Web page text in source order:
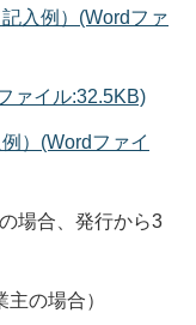
入例）(Wordファ
ァイル:32.5KB)
）(Wordファイ
場合、発行から3
の場合）